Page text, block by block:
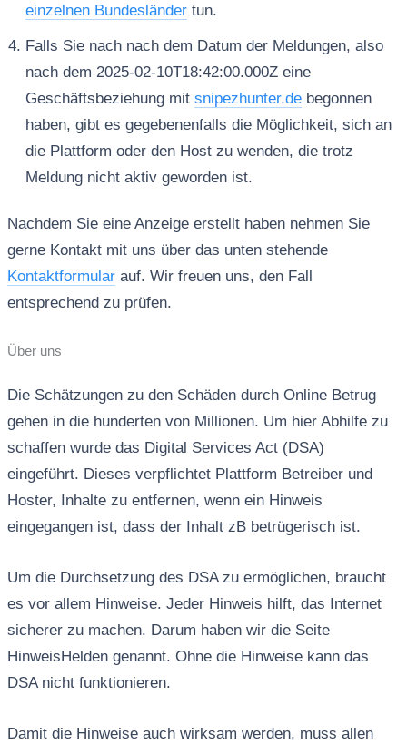
einzelnen Bundesländertun.
Falls Sie nach nach dem Datum der Meldungen, also
nach dem 2025-02-10T18:42:00.000Z eine
Geschäftsbeziehung mit snipezhunter.debegonnen
haben, gibt es gegebenenfalls die Möglichkeit, sich an
die Plattform oder den Host zu wenden, die trotz
Meldung nicht aktiv geworden ist.
Nachdem Sie eine Anzeige erstellt haben nehmen Sie
gerne Kontakt mit uns über das unten stehende
Kontaktformularauf. Wir freuen uns, den Fall
entsprechend zu prüfen.
Über uns
Die Schätzungen zu den Schäden durch Online Betrug
gehen in die hunderten von Millionen. Um hier Abhilfe zu
schaffen wurde das Digital Services Act (DSA)
eingeführt. Dieses verpflichtet Plattform Betreiber und
Hoster, Inhalte zu entfernen, wenn ein Hinweis
eingegangen ist, dass der Inhalt zB betrügerisch ist.
Um die Durchsetzung des DSA zu ermöglichen, braucht
es vor allem Hinweise. Jeder Hinweis hilft, das Internet
sicherer zu machen. Darum haben wir die Seite
HinweisHelden genannt. Ohne die Hinweise kann das
DSA nicht funktionieren.
Damit die Hinweise auch wirksam werden, muss allen